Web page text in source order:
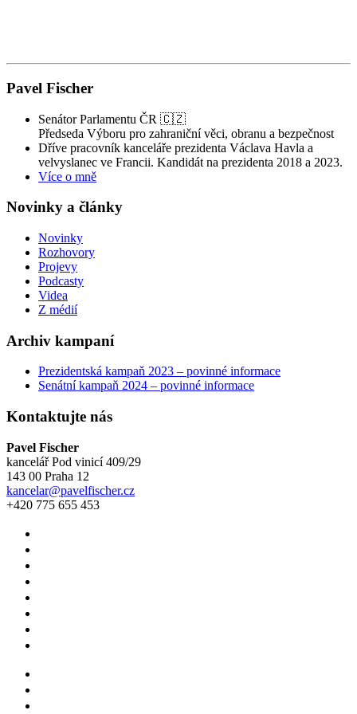
Pavel Fischer
Senátor Parlamentu ČR 🇨🇿
Předseda Výboru pro zahraniční věci, obranu a bezpečnost
Dříve pracovník kanceláře prezidenta Václava Havla a
velvyslanec ve Francii. Kandidát na prezidenta 2018 a 2023.
Více o mně
Novinky a články
Novinky
Rozhovory
Projevy
Podcasty
Videa
Z médií
Archiv kampaní
Prezidentská kampaň 2023 – povinné informace
Senátní kampaň 2024 – povinné informace
Kontaktujte nás
Pavel Fischer
kancelář Pod vinicí 409/29
143 00 Praha 12
kancelar@pavelfischer.cz
+420 775 655 453